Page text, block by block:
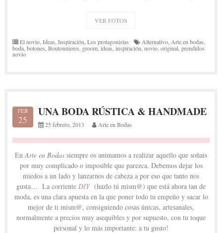
VER FOTOS
El novio Ideas Inspiración Los protagonistas Alternativo Arte en bodas
boda botones Boutonnieres groom,ideas inspiración novio original prendidos
novio
FEB
25
UNA BODA RÚSTICA & HANDMADE
25 febrero, 2013 Arte en Bodas
En Arte en Bodas siempre os animamos a realizar aquello que soñais
por muy complicado o imposible que parezca. Debemos dejar los
miedos a un lado y lanzarnos de cabeza a por eso que tanto nos
gusta… La corriente DIY(hazlo tú mism@) que está ahora tan de
moda, es una clara apuesta en la que poner todo tu empeño y sacar lo
mejor de ti mism@, consiguiendo cosas únicas, artesanales,
normalmente a precios muy asequibles y por supuesto, con tu toque
personal y lo más importante: a tu gusto!